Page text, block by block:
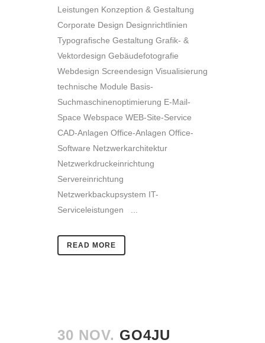
Leistungen Konzeption & Gestaltung
Corporate Design Designrichtlinien
Typografische Gestaltung Grafik- &
Vektordesign Gebäudefotografie
Webdesign Screendesign Visualisierung
technische Module Basis-
Suchmaschinenoptimierung E-Mail-
Space Webspace WEB-Site-Service
CAD-Anlagen Office-Anlagen Office-
Software Netzwerkarchitektur
Netzwerkdruckeinrichtung
Servereinrichtung
Netzwerkbackupsystem IT-
Serviceleistungen ...
READ MORE
30 NOV. GO4JU